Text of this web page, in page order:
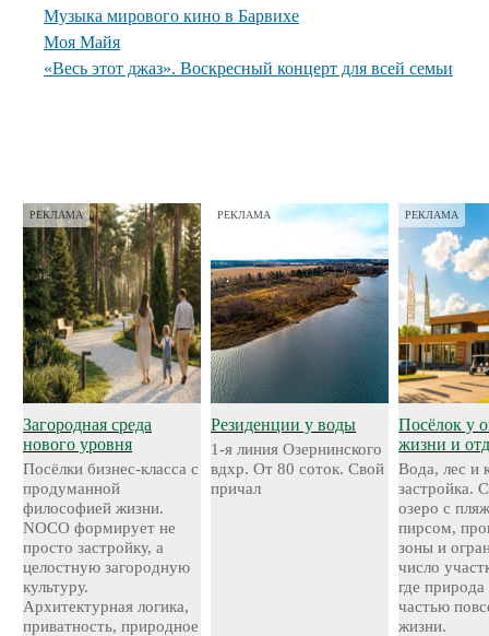
Музыка мирового кино в Барвихе
Моя Майя
«Весь этот джаз». Воскресный концерт для всей семьи
РЕКЛАМА
Загородная среда
нового уровня
Посёлки бизнес-класса с
продуманной
философией жизни.
NOCO формирует не
просто застройку, а
целостную загородную
культуру.
Архитектурная логика,
приватность, природное
РЕКЛАМА
Резиденции у воды
1-я линия Озернинского
вдхр. От 80 соток. Свой
причал
РЕКЛАМА
Посёлок у
жизни и
Вода, лес и
застройка.
озеро с
пирсом,
зоны и
число
где природа
частью
жизни.